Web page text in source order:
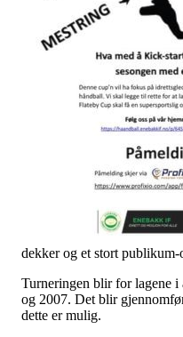
dekker og et stort publikum-
Turneringen blir for lagene i
og 2007. Det blir
dette er mulig.